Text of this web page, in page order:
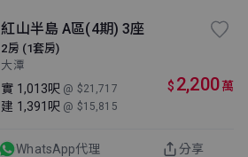
紅山半島 A區(4期) 3座
2房 (1套房)
大潭
實 1,013呎 @ $21,717
建 1,391呎 @ $15,815
$ 2,200萬
WhatsApp代理 分享